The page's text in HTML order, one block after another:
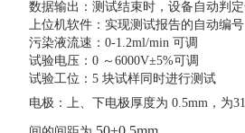
数据输出：测试结束时，设备自动判
上位机软件：实现测试报告的自动编
污染液流速： 0-1.2ml/min 可调
试验电压： 0 ～6000V±5%可调
试验工位： 5 块试样同时进行测试
电极：上、下电极厚度为 0.5mm，为